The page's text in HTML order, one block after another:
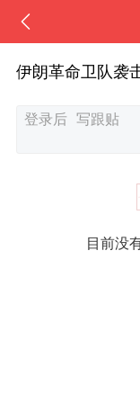
伊朗革命卫队袭
目前没